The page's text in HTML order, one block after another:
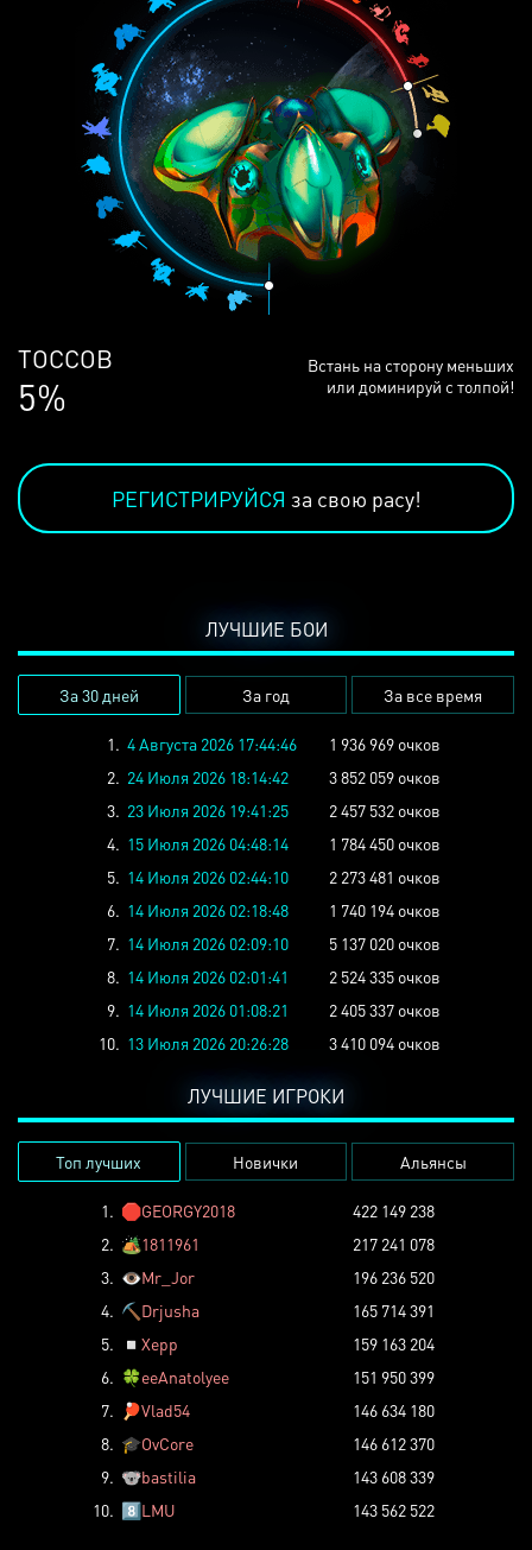
ЛЮДЕЙ
68%
Встань на сторону меньших
или доминируй с толпой!
РЕГИСТРИРУЙСЯ за свою расу!
ЛУЧШИЕ БОИ
За 30 дней За год За все время
1. 4 Августа 2026 17:44:46
1 936 969 очков
2. 24 Июля 2026 18:14:42
3 852 059 очков
3. 23 Июля 2026 19:41:25
2 457 532 очков
4. 15 Июля 2026 04:48:14
1 784 450 очков
5. 14 Июля 2026 02:44:10
2 273 481 очков
6. 14 Июля 2026 02:18:48
1 740 194 очков
7. 14 Июля 2026 02:09:10
5 137 020 очков
8. 14 Июля 2026 02:01:41
2 524 335 очков
9. 14 Июля 2026 01:08:21
2 405 337 очков
10. 13 Июля 2026 20:26:28 3 410 094 очков
ЛУЧШИЕ ИГРОКИ
Топ лучших Новички Альянсы
1. 🛑GEORGY2018
422 149 238
2. 🏕️1811961
217 241 078
3. 👁️Mr_Jor
196 236 520
4. ⛏️ Drjusha
165 714 391
5.
◽ Xepp
159 163 204
6. 🍀eeAnatolyee
151 950 399
7.
🏓Vlad54
146 634 180
8. 🎓OvCore
146 612 370
9. 🐨bastilia
143 608 339
10. 8️⃣LMU 143 562 522